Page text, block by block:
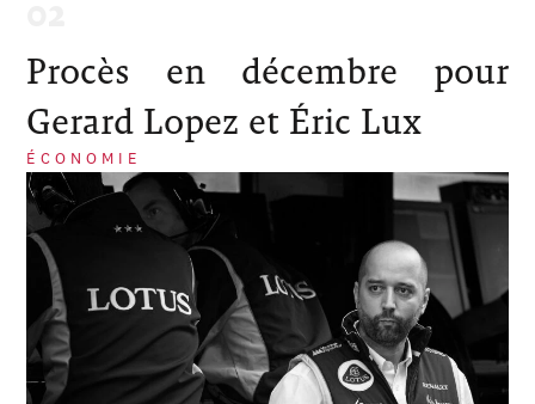
Procès en décembre pour
Gerard Lopez et Éric Lux
ÉCONOMIE